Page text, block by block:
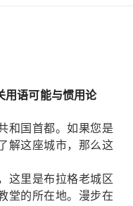
用语可能与惯用论
和国首都。如果您是
解这座城市，那么这
这里是布拉格老城区
堂的所在地。漫步在